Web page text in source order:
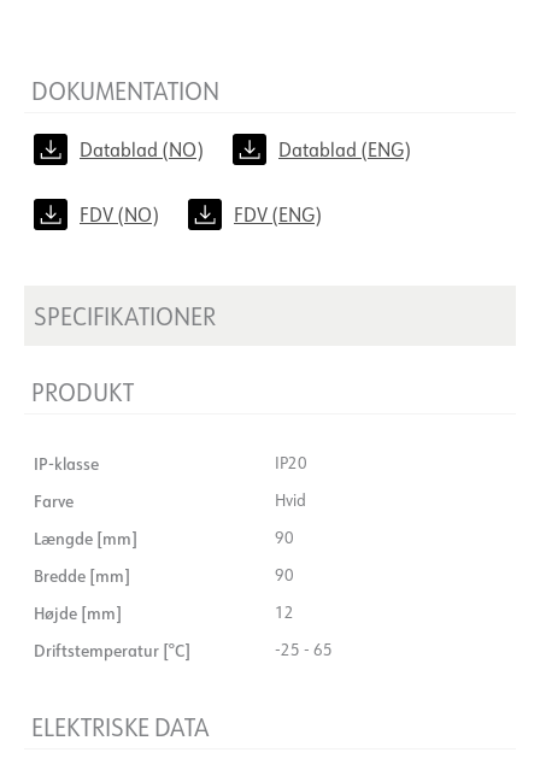
DOKUMENTATION
Datablad (NO) Datablad (ENG)
FDV (NO) FDV (ENG)
SPECIFIKATIONER
PRODUKT
IP-klasse IP20
Farve Hvid
Længde [mm] 90
Bredde [mm] 90
Højde [mm] 12
Driftstemperatur [°C] -25 - 65
ELEKTRISKE DATA